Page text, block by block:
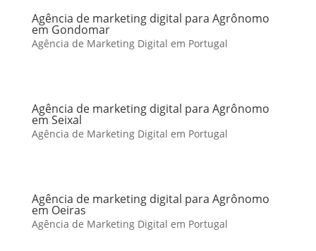
Agência de marketing digital para Agrônomo
em Gondomar
Agência de Marketing Digital em Portugal
Agência de marketing digital para Agrônomo
em Seixal
Agência de Marketing Digital em Portugal
Agência de marketing digital para Agrônomo
em Oeiras
Agência de Marketing Digital em Portugal